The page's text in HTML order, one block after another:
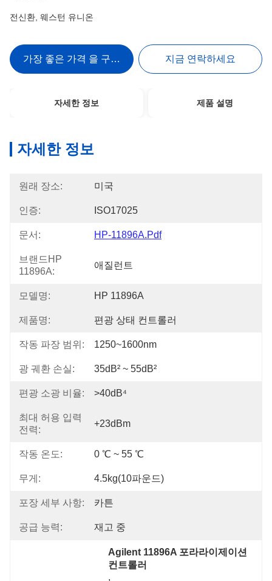
전신환, 웨스턴 유니온
가장 좋은 가격 을 구하라 지금 연락하세요
자세한 정보 제품 설명
자세한 정보
원래 장소: 미국
인증: ISO17025
문서: HP-11896A.pdf
브랜드HP
11896A:
애질런트
모델명: HP 11896A
제품명: 편광 상태 컨트롤러
작동 파장 범위: 1250~1600nm
광 궤환 손실: 35dB² ~ 55dB²
편광 소광 비율: >40dB⁴
최대 허용 입력
전력:
+23dBm
작동 온도: 0 ℃ ~ 55 ℃
무게: 4.5kg(10파운드)
포장 세부 사항: 카튼
공급 능력: 재고 중
Agilent 11896A 포라라이제이션
컨트롤러
,